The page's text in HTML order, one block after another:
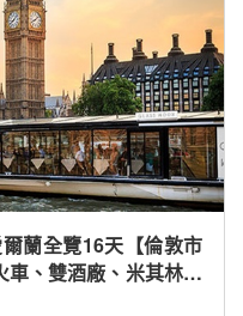
蘭全覽16天【倫敦市
、雙酒廠、米其林、